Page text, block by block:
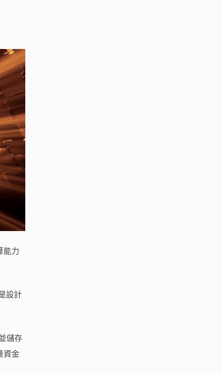
能力
設計
儲存
資金